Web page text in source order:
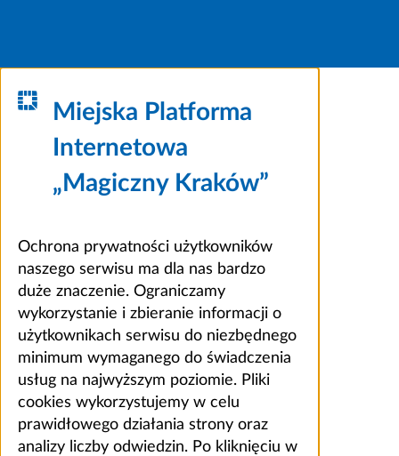
Miejska Platforma
Internetowa
„Magiczny Kraków”
Ochrona prywatności użytkowników
naszego serwisu ma dla nas bardzo
duże znaczenie. Ograniczamy
wykorzystanie i zbieranie informacji o
użytkownikach serwisu do niezbędnego
minimum wymaganego do świadczenia
usług na najwyższym poziomie. Pliki
cookies wykorzystujemy w celu
prawidłowego działania strony oraz
analizy liczby odwiedzin. Po kliknięciu w